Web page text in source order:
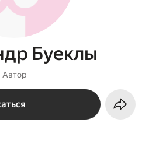
Буеклы
Автор